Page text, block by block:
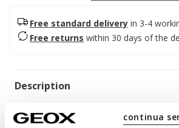
continua
Free standard delivery in 3-4
Free returns within 30 days of the
Description
flexible, lightweight and breathable